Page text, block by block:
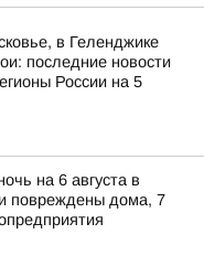
в Геленджике
последние новости
России на 5
на 6 августа в
повреждены дома, 7